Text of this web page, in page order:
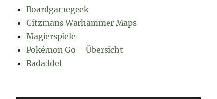
Boardgamegeek
Gitzmans Warhammer Maps
Magierspiele
Pokémon Go – Übersicht
Radaddel